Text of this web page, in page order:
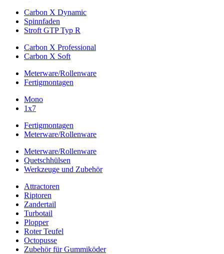
Carbon X Dynamic
Spinnfaden
Stroft GTP Typ R
Carbon X Professional
Carbon X Soft
Meterware/Rollenware
Fertigmontagen
Mono
1x7
Fertigmontagen
Meterware/Rollenware
Meterware/Rollenware
Quetschhülsen
Werkzeuge und Zubehör
Attractoren
Riptoren
Zandertail
Turbotail
Plopper
Roter Teufel
Octopusse
Zubehör für Gummiköder